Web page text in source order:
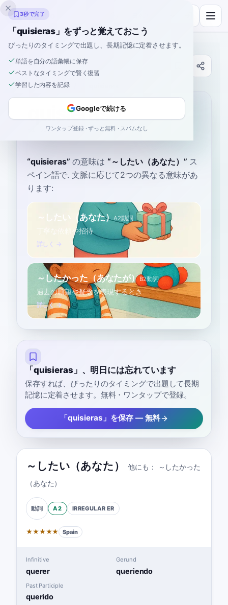
Inklingo
辞書
ホーム›スペイン語
quisieras
ki-SEE-eh-ras kiˈsie̯ɾas
“quisieras” の意味は “～したい（あなた） ” ス
ペイン語で. 文脈に応じて2つの異なる意味があ
ります:
～したい（あなた） A2動詞
丁寧な依頼や招待
詳しく →
～したかった（あなたが）B2動詞
過去の願望や疑念を表現するとき
詳しく →
「quisieras」、明日には忘れています
保存すれば、ぴったりのタイミングで出題して長期
記憶に定着させます。無料・ワンタップで登録。
「quisieras」を保存 — 無料
～したい（あなた） 他にも：
～したかった
（あなた）
動詞 A2 IRREGULAR ER
★★★★★ Spain
Infinitive
querer
Gerund
queriendo
Past Participle
querido
3秒で完了
「quisieras」をずっと覚えておこう
ぴったりのタイミングで出題し、長期記憶に定着させます。
単語を自分の語彙帳に保存
ベストなタイミングで賢く復習
学習した内容を記録
Googleで続ける
ワンタップ登録 · ずっと無料 · スパムなし